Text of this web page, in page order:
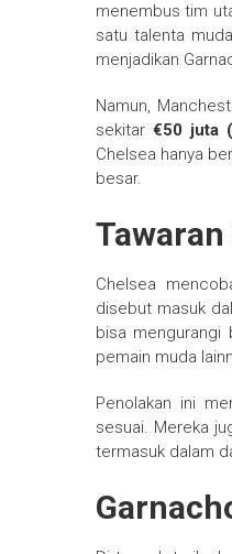
menembus tim
satu talenta
menjadikan
Namun,
sekitar€50 juta
Chelsea hanya
besar.
Chelsea
disebut masuk
bisa mengurangi
pemain muda
Penolakan ini
sesuai. Mereka
termasuk dalam